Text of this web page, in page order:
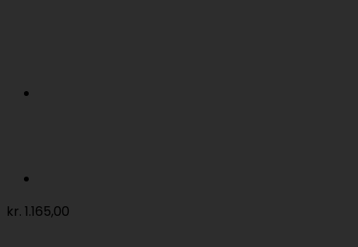
kr. 1.165,00